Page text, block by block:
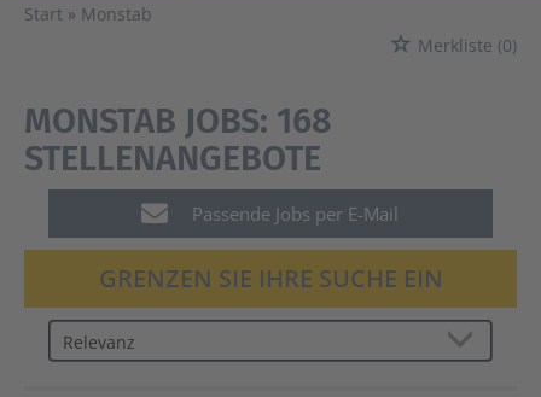
Start
Monstab
Merkliste (0)
MONSTAB JOBS: 168
STELLENANGEBOTE
Passende Jobs per E-Mail
GRENZEN SIE IHRE SUCHE EIN